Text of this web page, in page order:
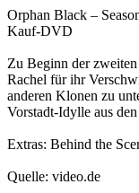
Orphan Black –
Kauf-DVD
Zu Beginn der
Rachel für ihr
anderen Klonen zu
Vorstadt-Idylle aus
Extras: Behind the
Quelle: video.de